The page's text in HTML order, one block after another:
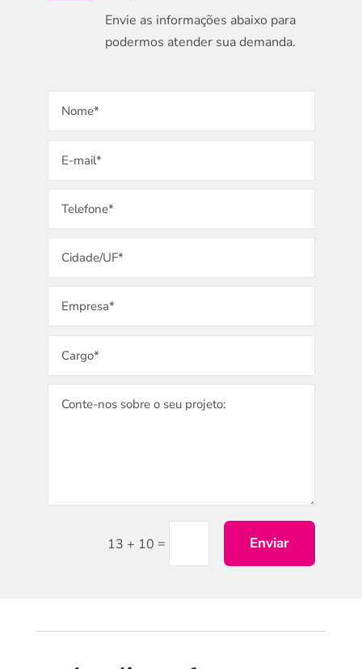
Envie as informações abaixo para
podermos atender sua demanda.
13 + 10 = Enviar